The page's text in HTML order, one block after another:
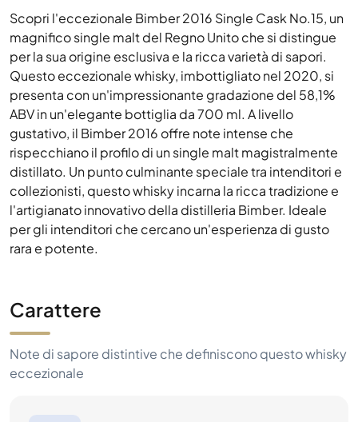
Scopri l'eccezionale Bimber 2016 Single Cask No.15, un
magnifico single malt del Regno Unito che si distingue
per la sua origine esclusiva e la ricca varietà di sapori.
Questo eccezionale whisky, imbottigliato nel 2020, si
presenta con un'impressionante gradazione del 58,1%
ABV in un'elegante bottiglia da 700 ml. A livello
gustativo, il Bimber 2016 offre note intense che
rispecchiano il profilo di un single malt magistralmente
distillato. Un punto culminante speciale tra intenditori e
collezionisti, questo whisky incarna la ricca tradizione e
l'artigianato innovativo della distilleria Bimber. Ideale
per gli intenditori che cercano un'esperienza di gusto
rara e potente.
Carattere
Note di sapore distintive che definiscono questo whisky
eccezionale